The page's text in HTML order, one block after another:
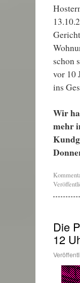
schon
vor 10
ins
Wir
mehr
Die
12